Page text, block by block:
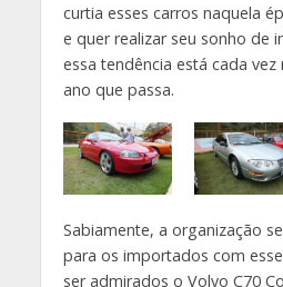
curtia esses carros naquela
e quer realizar seu sonho de
essa tendência está cada
ano que passa.
Sabiamente, a organização
para os importados com
ser admirados o Volvo C70